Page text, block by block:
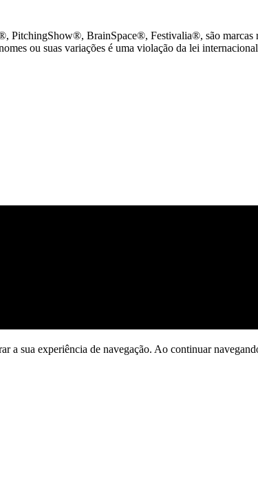
BrainSpace®, Festivalia®, são marcas
ou suas variações é uma violação da lei
a sua experiência de navegação. Ao continuar